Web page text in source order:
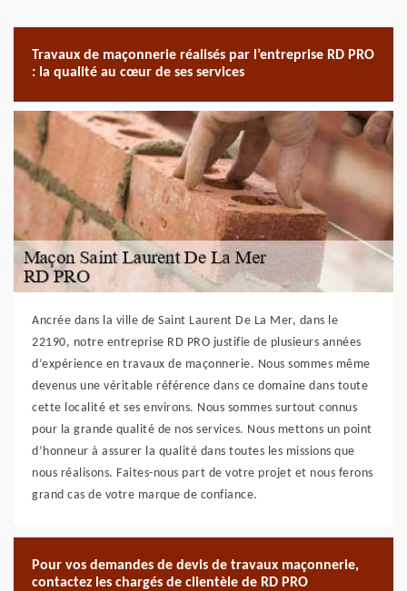
Travaux de maçonnerie réalisés par l’entreprise RD PRO
: la qualité au cœur de ses services
Ancrée dans la ville de Saint Laurent De La Mer, dans le
22190, notre entreprise RD PRO justifie de plusieurs années
d’expérience en travaux de maçonnerie. Nous sommes même
devenus une véritable référence dans ce domaine dans toute
cette localité et ses environs. Nous sommes surtout connus
pour la grande qualité de nos services. Nous mettons un point
d’honneur à assurer la qualité dans toutes les missions que
nous réalisons. Faites-nous part de votre projet et nous ferons
grand cas de votre marque de confiance.
Pour vos demandes de devis de travaux maçonnerie,
contactez les chargés de clientèle de RD PRO